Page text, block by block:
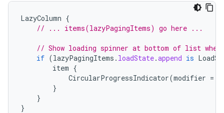
LazyColumn {
// ... items(lazyPagingItems) go here ...
// Show loading spinner at bottom of list when
if (lazyPagingItems . loadState.append is
item {
CircularProgressIndicator(modifier =
}
}
}